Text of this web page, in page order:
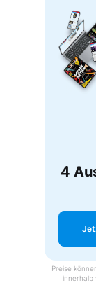
4
Preise
innerhalb